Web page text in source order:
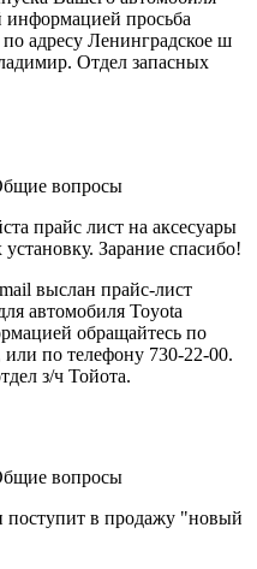
информацией просьба
адресу Ленинградское ш
Отдел запасных
вопросы
прайс лист на аксесуары
Зарание спасибо!
выслан прайс-лист
автомобиля Toyota
обращайтесь по
по телефону 730-22-00.
з/ч Тойота.
вопросы
поступит в продажу "новый